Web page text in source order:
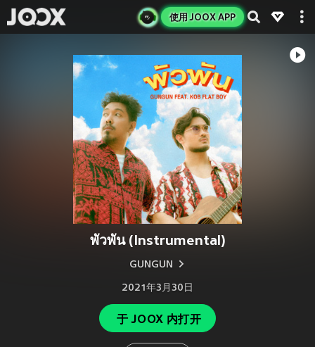
使用 JOOX APP
พัวพัน (Instrumental)
GUNGUN
2021年3月30日
于 JOOX 内打开